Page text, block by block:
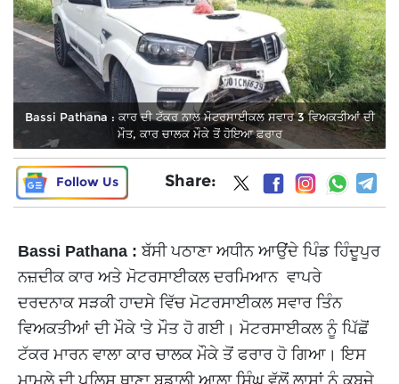
Bassi Pathana : ਕਾਰ ਦੀ ਟੱਕਰ ਨਾਲ ਮੋਟਰਸਾਈਕਲ ਸਵਾਰ 3 ਵਿਅਕਤੀਆਂ ਦੀ
ਮੌਤ, ਕਾਰ ਚਾਲਕ ਮੌਕੇ ਤੋਂ ਹੋਇਆ ਫ਼ਰਾਰ
Follow Us Share:
Bassi Pathana : ਬੱਸੀ ਪਠਾਣਾ ਅਧੀਨ ਆਉਂਦੇ ਪਿੰਡ ਹਿੰਦੂਪੁਰ
ਨਜ਼ਦੀਕ ਕਾਰ ਅਤੇ ਮੋਟਰਸਾਈਕਲ ਦਰਮਿਆਨ ਵਾਪਰੇ
ਦਰਦਨਾਕ ਸੜਕੀ ਹਾਦਸੇ ਵਿੱਚ ਮੋਟਰਸਾਈਕਲ ਸਵਾਰ ਤਿੰਨ
ਵਿਅਕਤੀਆਂ ਦੀ ਮੌਕੇ 'ਤੇ ਮੌਤ ਹੋ ਗਈ। ਮੋਟਰਸਾਈਕਲ ਨੂੰ ਪਿੱਛੋਂ
ਟੱਕਰ ਮਾਰਨ ਵਾਲਾ ਕਾਰ ਚਾਲਕ ਮੌਕੇ ਤੋਂ ਫਰਾਰ ਹੋ ਗਿਆ। ਇਸ